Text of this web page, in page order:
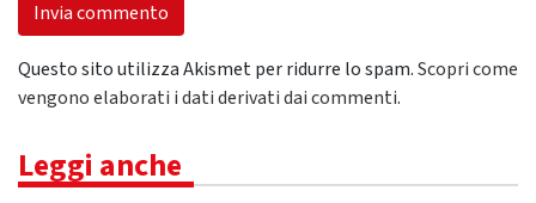
Questo sito utilizza Akismet per ridurre lo spam.Scopri come
vengono elaborati i dati derivati dai commenti.
Leggi anche